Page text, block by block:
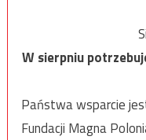
W sierpniu
Państwa wsparcie
Fundacji Magna